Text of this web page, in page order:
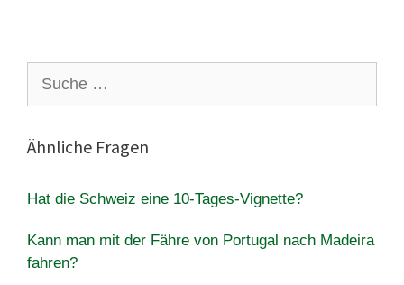
nach:
Ähnliche Fragen
Hat die Schweiz eine 10-Tages-Vignette?
Kann man mit der Fähre von Portugal nach Madeira
fahren?